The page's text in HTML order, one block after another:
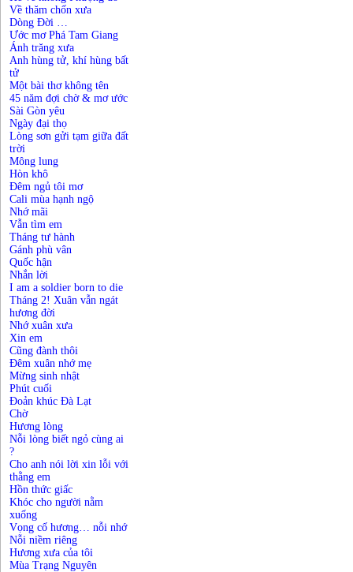
Về thăm chốn xưa
Dòng Đời …
Ước mơ Phá Tam Giang
Ánh trăng xưa
Anh hùng tử, khí hùng bất
tử
Một bài thơ không tên
45 năm đợi chờ & mơ ước
Sài Gòn yêu
Ngày đại thọ
Lòng sơn gửi tạm giữa đất
trời
Mông lung
Hòn khô
Đêm ngủ tôi mơ
Cali mùa hạnh ngộ
Nhớ mãi
Vẫn tìm em
Tháng tư hành
Gánh phù vân
Quốc hận
Nhắn lời
I am a soldier born to die
Tháng 2! Xuân vẫn ngát
hương đời
Nhớ xuân xưa
Xin em
Cũng đành thôi
Đêm xuân nhớ mẹ
Mừng sinh nhật
Phút cuối
Đoản khúc Đà Lạt
Chờ
Hương lòng
Nỗi lòng biết ngỏ cùng ai
?
Cho anh nói lời xin lỗi với
thằng em
Hồn thức giấc
Khóc cho người nằm
xuống
Vọng cố hương… nỗi nhớ
Nỗi niềm riêng
Hương xưa của tôi
Mùa Trạng Nguyên